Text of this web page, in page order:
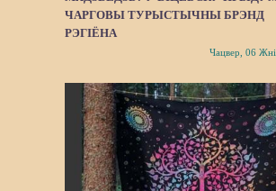
ЧАРГОВЫ ТУРЫСТЫЧНЫ БРЭНД
РЭГІЁНА
Чацвер, 06